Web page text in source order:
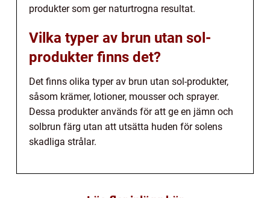
produkter som ger naturtrogna resultat.
Vilka typer av brun utan sol-
produkter finns det?
Det finns olika typer av brun utan sol-produkter,
såsom krämer, lotioner, mousser och sprayer.
Dessa produkter används för att ge en jämn och
solbrun färg utan att utsätta huden för solens
skadliga strålar.